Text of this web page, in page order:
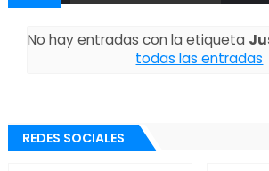
No hay entradas con la etiqueta
todas las entradas
REDES SOCIALES